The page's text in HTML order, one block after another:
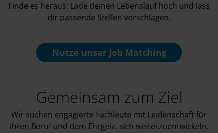
Finde es heraus: Lade deinen Lebenslauf hoch und lass
dir passende Stellen vorschlagen.
Nutze unserJob Matching
Gemeinsam zum Ziel
Wir suchen engagierte Fachleute mit Leidenschaft für
ihren Beruf und dem Ehrgeiz, sich weiterzuentwickeln.